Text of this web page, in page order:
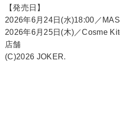
【発売日】
2026年6月24日(水)18:00／
2026年6月25日(木)／Cosme
店舗
(C)2026 JOKER.